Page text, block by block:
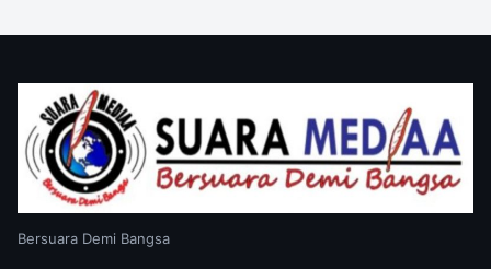
Bersuara Demi Bangsa